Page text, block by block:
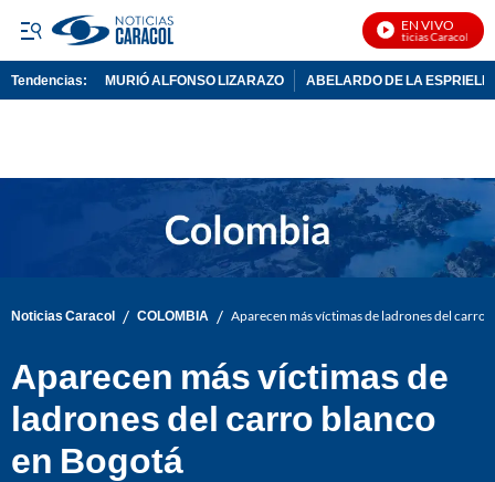
EN VIVO
Noticias Caracol En
Tendencias: MURIÓ ALFONSO LIZARAZO ABELARDO DE LA
Noticias Caracol / COLOMBIA / Aparecen más víctimas de ladrones del carro
Aparecen más víctimas de
ladrones del carro blanco
en Bogotá